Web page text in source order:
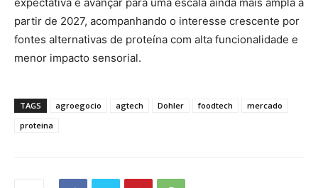
partir de 2027, acompanhando o interesse crescente por
fontes alternativas de proteína com alta funcionalidade e
menor impacto sensorial.
TAGS agroegocio agtech Dohler foodtech
mercado
proteina